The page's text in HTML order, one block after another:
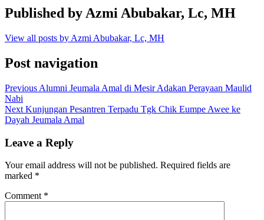
Published by Azmi Abubakar, Lc, MH
View all posts by Azmi Abubakar, Lc, MH
Post navigation
Previous Alumni Jeumala Amal di Mesir Adakan Perayaan Maulid
Nabi
Next Kunjungan Pesantren Terpadu Tgk Chik Eumpe Awee ke
Dayah Jeumala Amal
Leave a Reply
Your email address will not be published. Required fields are
marked *
Comment *